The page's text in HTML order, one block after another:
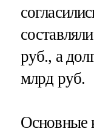
руб., а
млрд руб.
Основные